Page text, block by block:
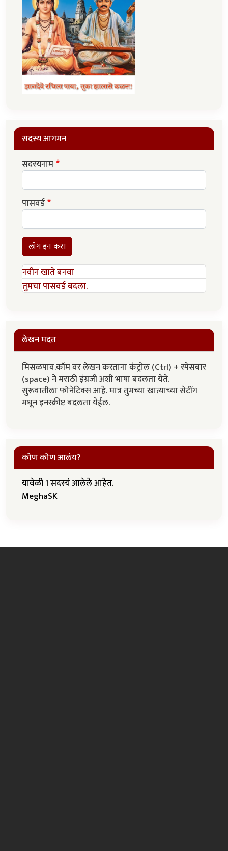
सदस्य आगमन
सदस्यनाम
पासवर्ड
लॉग इन करा
नवीन खाते बनवा
तुमचा पासवर्ड बदला.
लेखन मदत
मिसळपाव.कॉम वर लेखन करताना कंट्रोल (Ctrl) + स्पेसबार
(space) ने मराठी इंग्रजी अशी भाषा बदलता येते.
सुरूवातीला फोनेटिक्स आहे. मात्र तुमच्या खात्याच्या सेटींग
मधून इनस्क्रीप्ट बदलता येईल.
कोण कोण आलंय?
यावेळी 1 सदस्यं आलेले आहेत.
MeghaSK